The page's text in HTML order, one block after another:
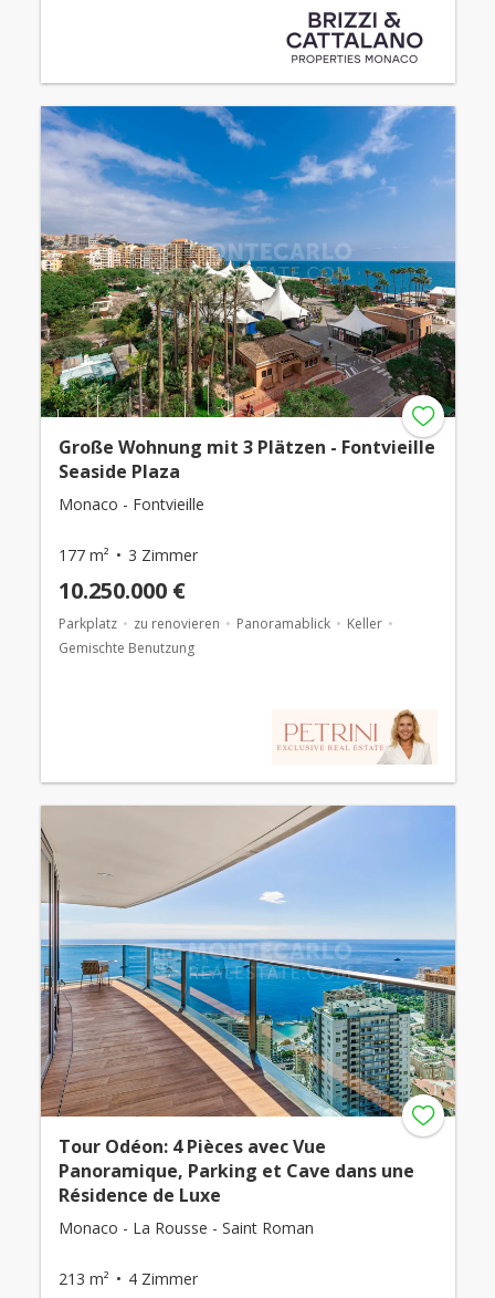
Große Wohnung mit 3 Plätzen - Fontvieille
Seaside Plaza
Monaco - Fontvieille
177 m² 3 Zimmer
10.250.000 €
Parkplatz zu renovieren Panoramablick
Keller
Gemischte Benutzung
Tour Odéon: 4 Pièces avec Vue
Panoramique, Parking et Cave dans une
Résidence de Luxe
Monaco - La Rousse - Saint Roman
213 m² 4 Zimmer